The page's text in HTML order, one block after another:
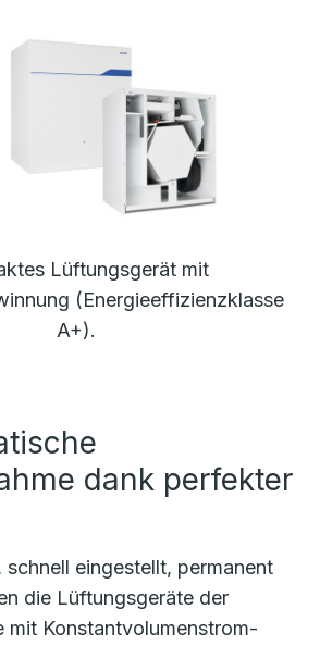
Lüftungsgerät mit
(Energieeffizienzklasse
A+).
dank perfekter
schnell eingestellt, permanent
die Lüftungsgeräte der
mit Konstantvolumenstrom-